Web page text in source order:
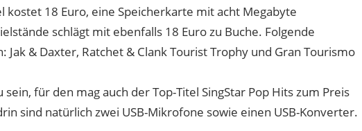
kostet 18 Euro, eine Speicherkarte mit acht Megabyte
schlägt mit ebenfalls 18 Euro zu Buche. Folgende
& Daxter, Ratchet & Clank Tourist Trophy und Gran Tourismo
für den mag auch der Top-Titel SingStar Pop Hits zum Preis
sind natürlich zwei USB-Mikrofone sowie einen USB-Konverter.